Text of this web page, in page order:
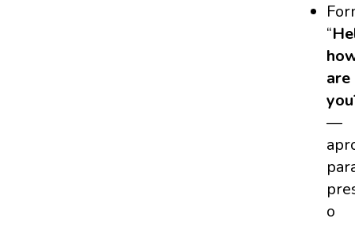
“
are
—
o